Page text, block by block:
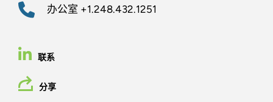
办公室 +1.248.432.1251
联系
分享